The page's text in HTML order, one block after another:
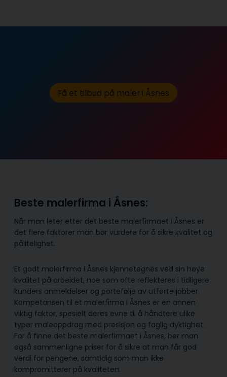
Få et tilbud på maler i Åsnes
Beste malerfirma i Åsnes:
Når man leter etter det beste malerfirmaet i Åsnes er
det flere faktorer man bør vurdere for å sikre kvalitet og
pålitelighet.
Et godt malerfirma i Åsnes kjennetegnes ved sin høye
kvalitet på arbeidet, noe som ofte reflekteres i tidligere
kunders anmeldelser og portefølje av utførte jobber.
Kompetansen til et malerfirma i Åsnes er en annen
viktig faktor, spesielt deres evne til å håndtere ulike
typer maleoppdrag med presisjon og faglig dyktighet.
For å finne det beste malerfirmaet i Åsnes, bør man
også sammenligne priser for å sikre at man får god
verdi for pengene, samtidig som man ikke
kompromitterer på kvaliteten.